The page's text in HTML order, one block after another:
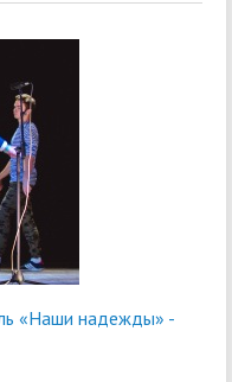
«Наши надежды» -